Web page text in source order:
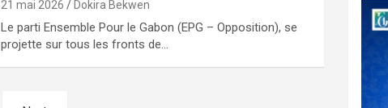
21 mai 2026 Dokira Bekwen
Le parti Ensemble Pour le Gabon (EPG – Opposition), se
projette sur tous les fronts de…